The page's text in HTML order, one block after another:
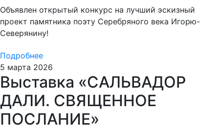
Объявлен открытый конкурс на лучший эскизный
проект памятника поэту Серебряного века Игорю-
Северянину!
Подробнее
5 марта 2026
Выставка «САЛЬВАДОР
ДАЛИ. СВЯЩЕННОЕ
ПОСЛАНИЕ»